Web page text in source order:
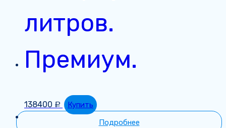
литров.
Премиум.
138400 Р
Купить
Подробнее